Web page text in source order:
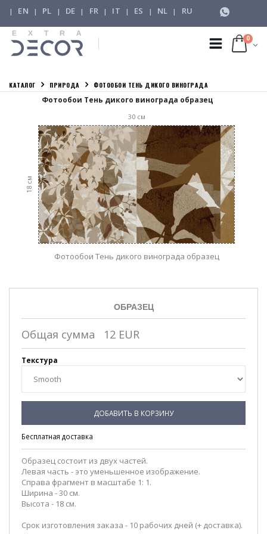
| EN | PL | DE | FR | IT | ES | NL | RU
0
КАТАЛОГ ПРИРОДА ФОТООБОИ ТЕНЬ ДИКОГО ВИНОГРАДА
Фотообои Тень дикого винограда образец
30см
18
см
Фотообои Тень дикого винограда образец
ОБРАЗЕЦ
Общая сумма 12 EUR
Текстура
ДОБАВИТЬ В КОРЗИНУ
Бесплатная доставка
Образец состоит из двух частей.
Левая часть - это уменьшенное изображение.
Справа фрагмент в масштабе 1: 1.
Ширина - 30 см.
Высота - 18 см.
Срок изготовления заказа - 10 рабочих дней (+ доставка).